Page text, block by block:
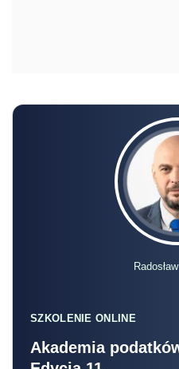
SZKOLENIE ONLINE
Akademia